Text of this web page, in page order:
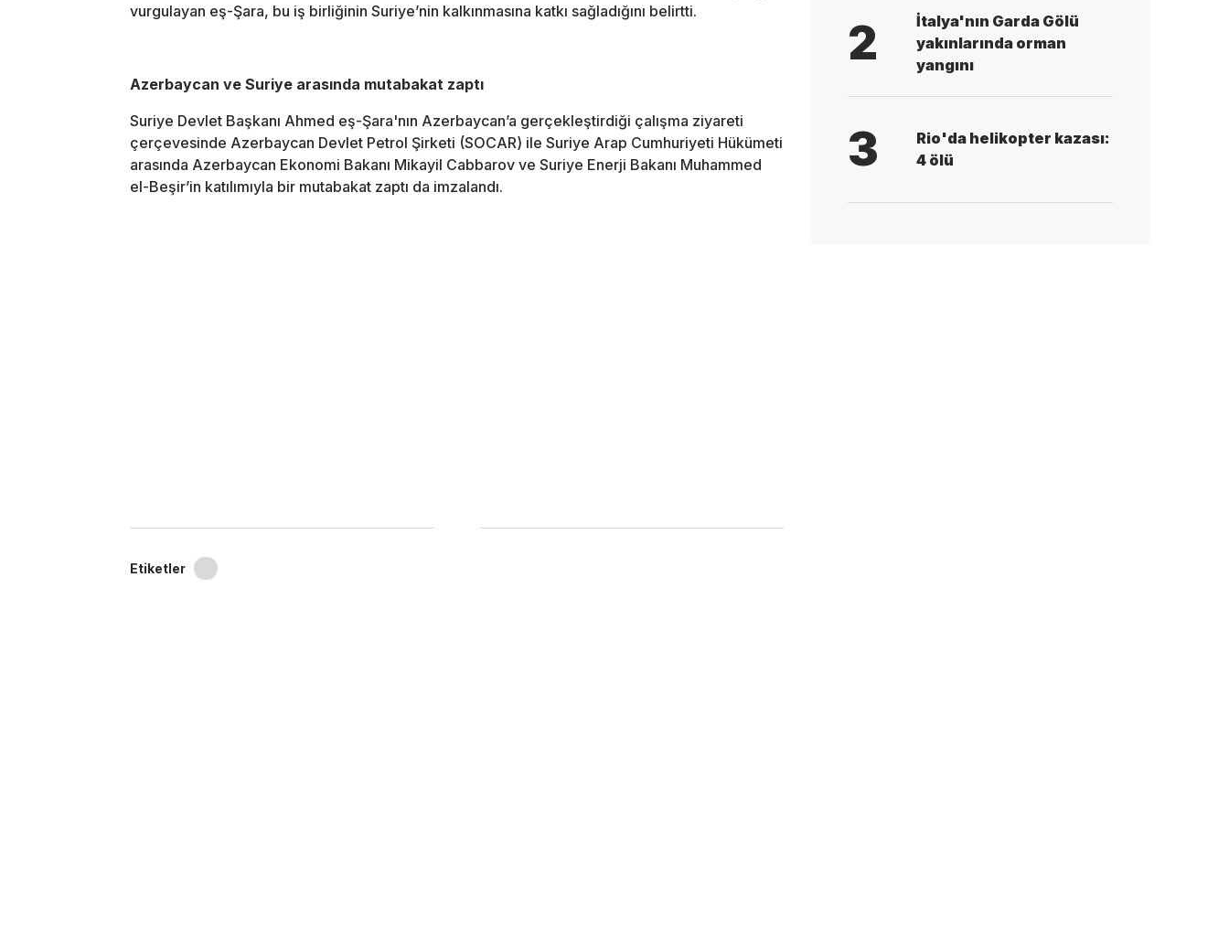
vurgulayan eş-Şara, bu iş birliğinin Suriye’nin kalkınmasına katkı sağladığını belirtti.
Azerbaycan ve Suriye arasında mutabakat zaptı
Suriye Devlet Başkanı Ahmed eş-Şara'nın Azerbaycan’a gerçekleştirdiği çalışma ziyareti
çerçevesinde Azerbaycan Devlet Petrol Şirketi (SOCAR) ile Suriye Arap Cumhuriyeti Hükümeti
arasında Azerbaycan Ekonomi Bakanı Mikayil Cabbarov ve Suriye Enerji Bakanı Muhammed
el-Beşir’in katılımıyla bir mutabakat zaptı da imzalandı.
Etiketler
2
İtalya'nın Garda Gölü
yakınlarında orman
yangını
3
Rio'da helikopter kazası:
4 ölü